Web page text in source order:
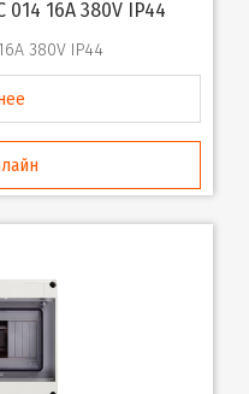
014 16A 380V IP44
380V IP44